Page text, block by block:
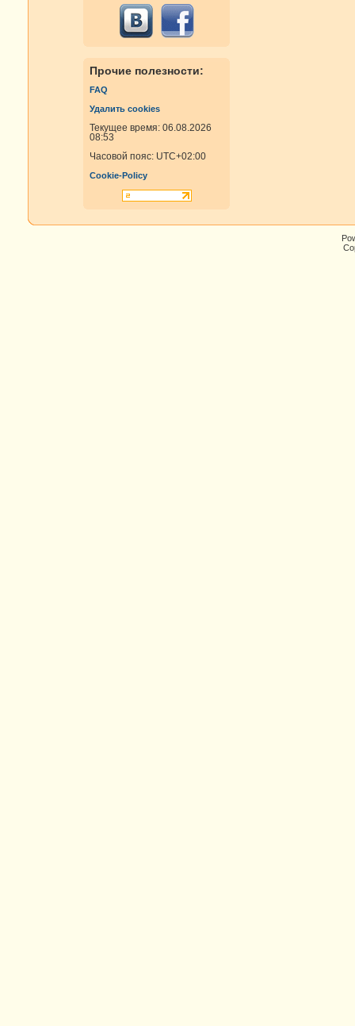
Прочие полезности:
FAQ
Удалить cookies
Текущее время: 06.08.2026
08:53
Часовой пояс: UTC+02:00
Cookie-Policy